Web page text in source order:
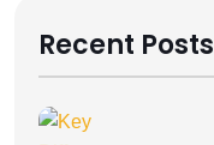
Recent Posts